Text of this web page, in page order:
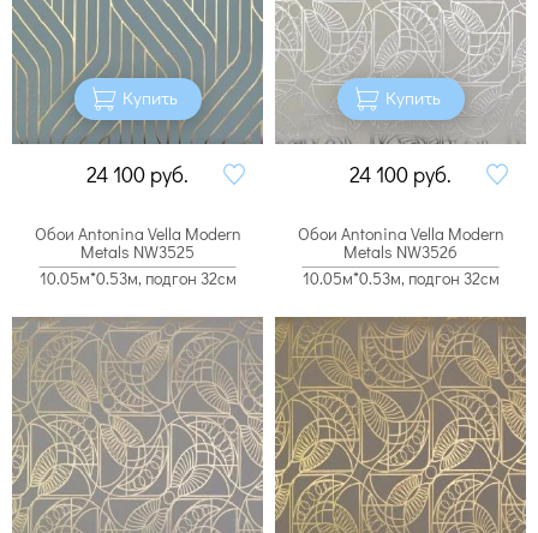
Купить
24 100 руб.
Купить
24 100 руб.
Обои Antonina Vella Modern
Metals NW3525
10.05м*0.53м, подгон 32см
Обои Antonina Vella Modern
Metals NW3526
10.05м*0.53м, подгон 32см